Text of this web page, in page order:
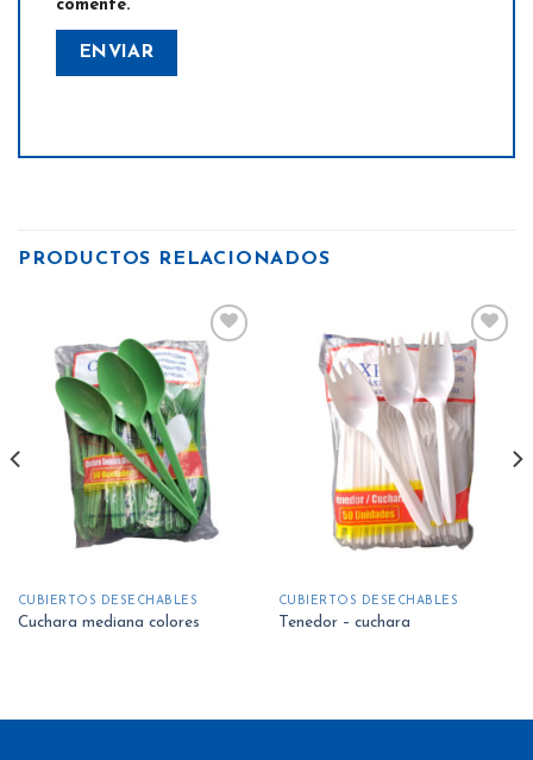
comente.
PRODUCTOS RELACIONADOS
deseos
CUBIERTOS DESECHABLES
Cuchara mediana colores
Añadir
a la
lista
CUBIERTOS DESECHABLES
Tenedor – cuchara